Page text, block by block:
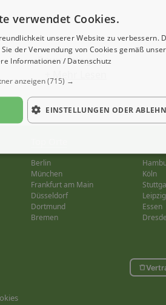
Bewertungen:
Berlin
München
Köln
Frankfurt am Main
Düsseldorf
Leipzig
Dortmund
Essen
Bremen
verwendet Cookies.
unserer Website zu verbessern.
der Verwendung von Cookies gemäß
Informationen / Datenschutz
anzeigen(715) →
EINSTELLUNGEN ODER